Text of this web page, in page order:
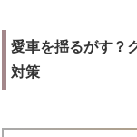
愛車を揺るがす？
対策